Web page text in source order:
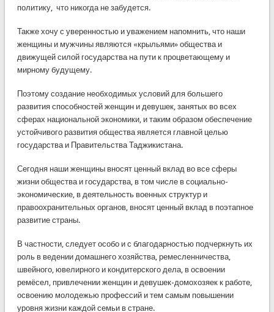
политику, что никогда не забудется.
Также хочу с уверенностью и уважением напомнить, что наши
женщины и мужчины являются «крыльями» общества и
движущей силой государства на пути к процветающему и
мирному будущему.
Поэтому создание необходимых условий для большего
развития способностей женщин и девушек, занятых во всех
сферах национальной экономики, и таким образом обеспечение
устойчивого развития общества является главной целью
государства и Правительства Таджикистана.
Сегодня наши женщины вносят ценный вклад во все сферы
жизни общества и государства, в том числе в социально-
экономические, в деятельность военных структур и
правоохранительных органов, вносят ценный вклад в поэтапное
развитие страны.
В частности, следует особо и с благодарностью подчеркнуть их
роль в ведении домашнего хозяйства, ремесленничества,
швейного, ювелирного и кондитерского дела, в освоении
ремёсел, привлечении женщин и девушек-домохозяек к работе,
освоению молодежью профессий и тем самым повышении
уровня жизни каждой семьи в стране.